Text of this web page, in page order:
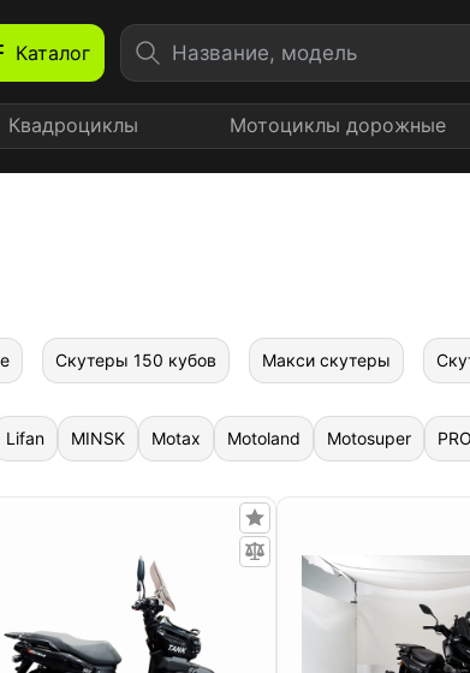
Каталог
Квадроциклы Мотоциклы дорожные
Скутеры 150 кубов Макси скутеры
Lifan MINSK Motax Motoland Motosuper